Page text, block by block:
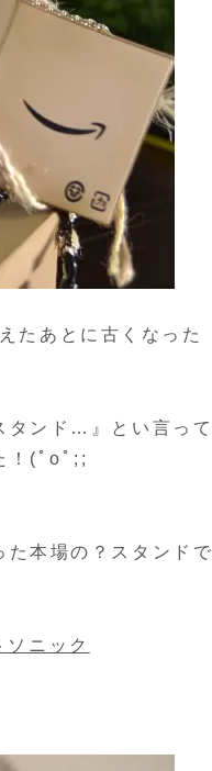
たあとに古くなった
タンド…』とい言っ
！(ﾟoﾟ;;
た本場の？スタンド
ニック